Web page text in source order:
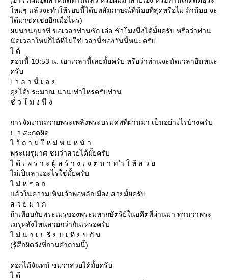
หม่ๆ แล้วจะทำให้รอบนี้ได้บทสัมภาษณ์ที่น้อยที่สุดหรือไม่ ถ้าน้อย จะ
ได้มาชดเชยอีกเมื่อไหร่)
ผมนานๆมาที ขอเวลาท่านซัก เอ่อ ชั่วโมงนึงได้มั้ยครับ หรือว่าท่าน
นัดเวลาใหม่ก็ได้ที่ไม่ใช่เวลานี้ของวันนี้หนะครับ
ไ ด้
ตอนนี้ 10:53 น. เอาเวลานี้เลยมั้ยครับ หรือว่าท่านจะนัดเวลาอื่นหนะ
ครับ
เ ว ล า นี้ เ ล
คุยได้ประมาณ นานเท่าไหร่ครับท่าน
ชั่ ว โ ม ง นึ ง
การจัดงานถวายพระเพลิงพระบรมศพที่ผ่านมา เป็นอย่างไรบ้างครับ
ป ว สะกดผิด
ไ ว้ ถ า ม ใ ห ม่ ห น ห น้ า
พระเมรุมาศ ชมว่าสวยได้มั้ยครับ
ไ ด้ เ พ ร า ะ ผู้ ส ร้ า ง เ จ ต น า ท ำ ใ ห้ ส ว
ไม่เป็นลางอะไรใช่มั้ยครับ
ไ ม่ ห ร อ ก
ล้วในความเห็นเจ้าพ่อหลักเมือง สวยมั้ยครับ
ส ว ย ม า ก
ถ้าเทียบกับพระเมรุของพระมหากษัตริย์ในอดีตที่ผ่านมา ท่านว่าพระ
เมรุหลังไหนสวยกว่ากันเหรอครับ
ไ ม่ น่ า เ ป รี ย บ เ ที ย บ กั น
(รู้สึกผิดจังที่ถามคำถามนี้)
ดอกไม้จันทน์ ชมว่าสวยได้มั้ยครับ
ไ ด้